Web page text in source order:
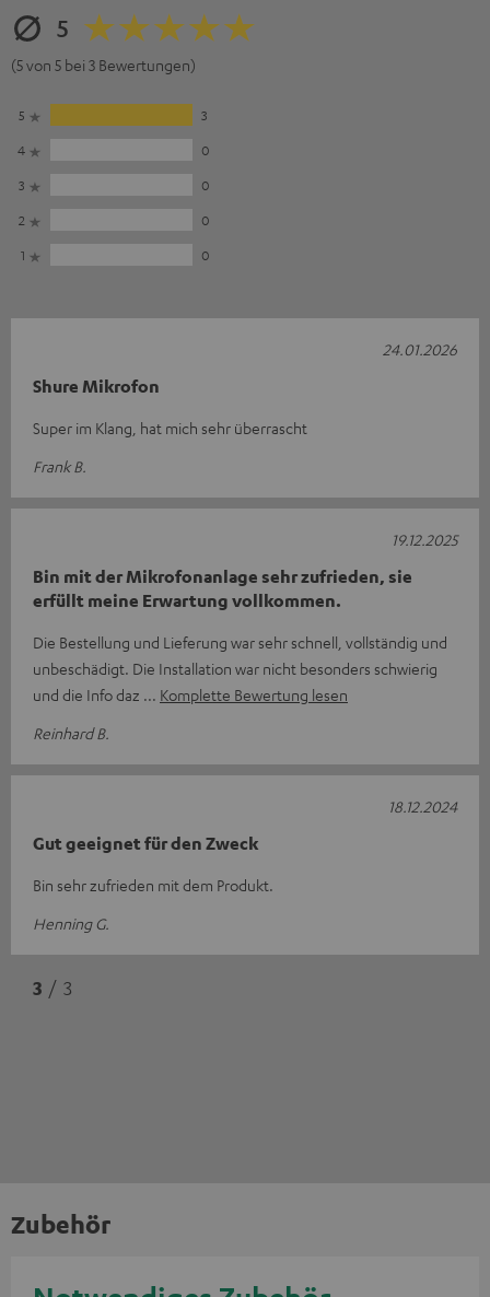
5
(5 von 5 bei 3 Bewertungen)
5
3
4
0
3
0
2
0
1
0
Shure Mikrofon
Super im Klang, hat mich sehr überrascht
Frank B.
24.01.2026
Bin mit der Mikrofonanlage sehr zufrieden, sie
erfüllt meine Erwartung vollkommen.
Die Bestellung und Lieferung war sehr schnell, vollständig und
unbeschädigt. Die Installation war nicht besonders schwierig
und die Info daz
Komplette Bewertung lesen
Reinhard B.
19.12.2025
Gut geeignet für den Zweck
Bin sehr zufrieden mit dem Produkt.
Henning G.
18.12.2024
3 / 3
Zubehör